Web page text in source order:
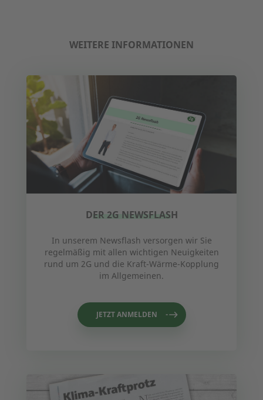
WEITERE INFORMATIONEN
DER 2G NEWSFLASH
In unserem Newsflash versorgen wir Sie
regelmäßig mit allen wichtigen Neuigkeiten
rund um 2G und die Kraft-Wärme-Kopplung
im Allgemeinen.
JETZT ANMELDEN